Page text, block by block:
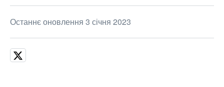
Останнє оновлення 3 січня 2023